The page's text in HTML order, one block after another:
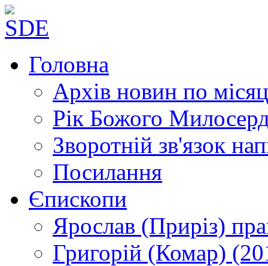
Головна
Архів новин по
Рік Божого
Зворотній зв'язок
Посилання
Єпископи
Ярослав (Приріз)
Григорій (Комар)